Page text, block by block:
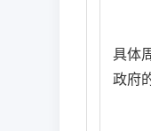
具体
政府